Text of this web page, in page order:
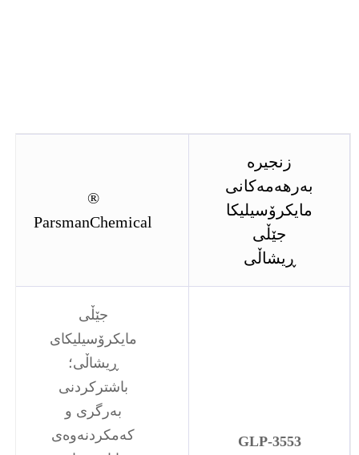
زنجیرە
بەرهەمەکانی
مایکرۆسیلیکا
جێڵی
ڕیشاڵی
®
ParsmanChemical
GLP-3553
جێڵی
مایکرۆسیلیکای
ڕیشاڵی؛
باشترکردنی
بەرگری و
کەمکردنەوەی